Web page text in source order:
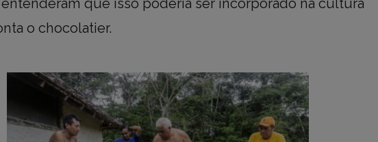
que isso poderia ser incorporado na cultura
o chocolatier.